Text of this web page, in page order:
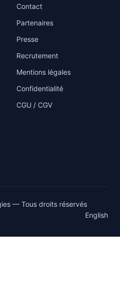
Contact
Partenaires
Presse
Recrutement
Mentions légales
Confidentialité
CGU / CGV
— Tous droits réservés
English